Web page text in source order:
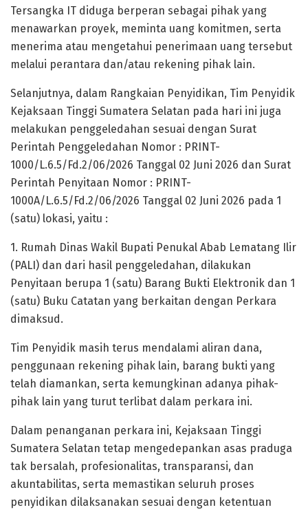
Tersangka IT diduga berperan sebagai pihak yang
menawarkan proyek, meminta uang komitmen, serta
menerima atau mengetahui penerimaan uang tersebut
melalui perantara dan/atau rekening pihak lain.
Selanjutnya, dalam Rangkaian Penyidikan, Tim Penyidik
Kejaksaan Tinggi Sumatera Selatan pada hari ini juga
melakukan penggeledahan sesuai dengan Surat
Perintah Penggeledahan Nomor : PRINT-
1000/L.6.5/Fd.2/06/2026 Tanggal 02 Juni 2026 dan Surat
Perintah Penyitaan Nomor : PRINT-
1000A/L.6.5/Fd.2/06/2026 Tanggal 02 Juni 2026 pada 1
(satu) lokasi, yaitu :
1. Rumah Dinas Wakil Bupati Penukal Abab Lematang Ilir
(PALI) dan dari hasil penggeledahan, dilakukan
Penyitaan berupa 1 (satu) Barang Bukti Elektronik dan 1
(satu) Buku Catatan yang berkaitan dengan Perkara
dimaksud.
Tim Penyidik masih terus mendalami aliran dana,
penggunaan rekening pihak lain, barang bukti yang
telah diamankan, serta kemungkinan adanya pihak-
pihak lain yang turut terlibat dalam perkara ini.
Dalam penanganan perkara ini, Kejaksaan Tinggi
Sumatera Selatan tetap mengedepankan asas praduga
tak bersalah, profesionalitas, transparansi, dan
akuntabilitas, serta memastikan seluruh proses
penyidikan dilaksanakan sesuai dengan ketentuan